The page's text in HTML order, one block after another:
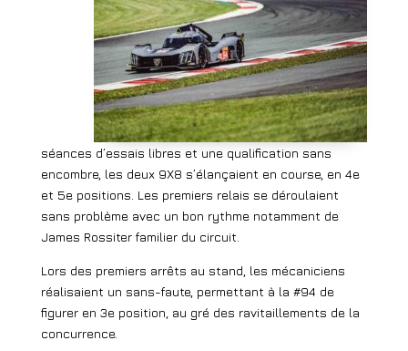
séances d’essais libres et une qualification sans
encombre, les deux 9X8 s’élançaient en course, en 4e
et 5e positions. Les premiers relais se déroulaient
sans problème avec un bon rythme notamment de
James Rossiter familier du circuit.
Lors des premiers arrêts au stand, les mécaniciens
réalisaient un sans-faute, permettant à la #94 de
figurer en 3e position, au gré des ravitaillements de la
concurrence.